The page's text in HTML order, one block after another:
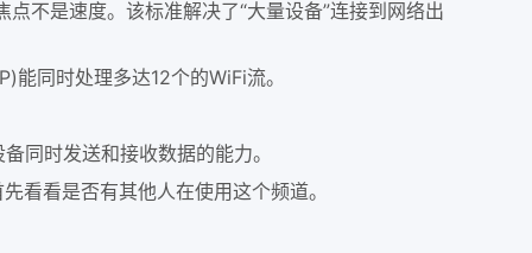
不是速度。该标准解决了“大量设备”连接到网络出
同时处理多达12个的WiFi流。
时发送和接收数据的能力。
看是否有其他人在使用这个频道。